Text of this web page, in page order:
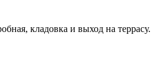
кладовка и выход на террасу.